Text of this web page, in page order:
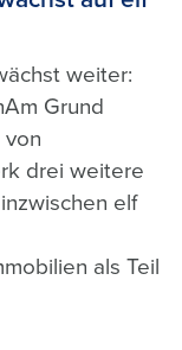
weiter:
Grund
drei weitere
elf
als Teil